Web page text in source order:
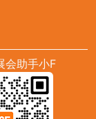
会助手小F